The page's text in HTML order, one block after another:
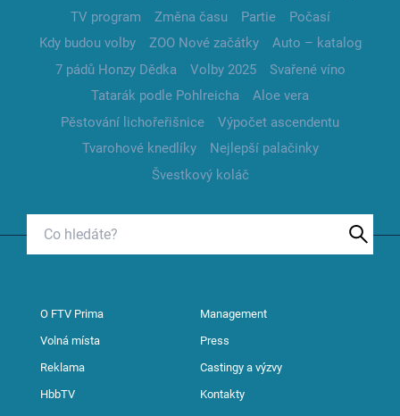
TV program
Změna času Partie
Počasí
Kdy budou volby
ZOO Nové začátky
Auto – katalog
7 pádů Honzy Dědka
Volby 2025
Svařené víno
Tatarák podle Pohlreicha
Aloe vera
Pěstování lichořeřišnice
Výpočet ascendentu
Tvarohové knedlíky
Nejlepší palačinky
Švestkový koláč
O FTV Prima Management
Volná místa Press
Reklama Castingy a výzvy
HbbTV Kontakty